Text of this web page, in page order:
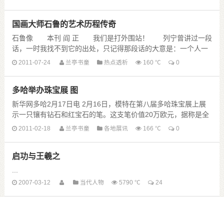
国画大师石鲁的艺术历程传奇
石鲁像 本刊 阎 正 我们是打外围站！ 列宁曾讲过一段
话，一时我找不到它的出处，只记得那段话的大意是：一个人一
旦骑上脱缰烈马，就会产生这样的信念——即他......
2011-07-24 兰亭书童 热点透析 160 ℃ 0
多哈举办珠宝展 图
新华网多哈2月17日电 2月16日，模特在第八届多哈珠宝展上展
示一只镶有钻石和红宝石的笔。这支笔价值20万欧元，据称是全
世界最贵的笔。 新华网图片 巴克什 摄2......
2011-02-18 兰亭书童 各地展讯 166 ℃ 0
启功与王羲之
2007-03-12 当代人物 5790 ℃ 24